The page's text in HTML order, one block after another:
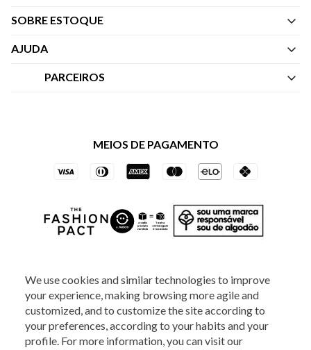
We use cookies and similar technologies to improve
your experience, making browsing more agile and
customized, and to customize the site according to
your preferences, according to your habits and your
profile. For more information, you can visit our
SOBRE ESTOQUE
Quem Somos
AJUDA
Central de Atendimento
Trocas e Devoluções
PARCEIROS
Vai de Visa
Azul Fidelidade
MEIOS DE PAGAMENTO
2025 - Veste S.A Estilo. Todos os direitos reservados - A loja Estoque reserva-